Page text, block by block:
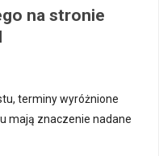
na stronie
terminy wyróżnione
mają znaczenie nadane